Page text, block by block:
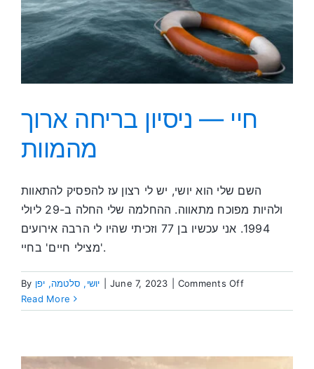
חיי — ניסיון בריחה ארוך
מהמוות
השם שלי הוא יושי, יש לי רצון עז להפסיק להתאוות
ולהיות מפוכח מתאווה. ההחלמה שלי החלה ב-29 ליולי
1994. אני עכשיו בן 77 וזכיתי שהיו לי הרבה אירועים
'מצילי חיים' בחיי.
By יושי, סלטמה, יפן June 7, 2023 Comments Offon
—
ארוך
Read More